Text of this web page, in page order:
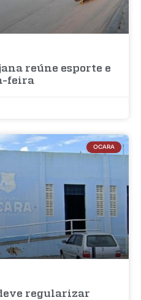
reúne esporte e
feira
OCARA
regularizar